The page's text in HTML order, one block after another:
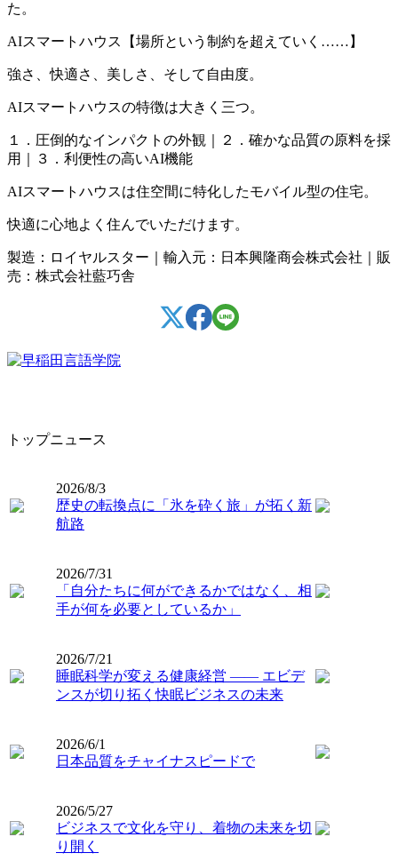
た。
AIスマートハウス【場所という制約を超えていく……】
強さ、快適さ、美しさ、そして自由度。
AIスマートハウスの特徴は大きく三つ。
１．圧倒的なインパクトの外観｜２．確かな品質の原料を採
用｜３．利便性の高いAI機能
AIスマートハウスは住空間に特化したモバイル型の住宅。
快適に心地よく住んでいただけます。
製造：ロイヤルスター｜輸入元：日本興隆商会株式会社｜販
売：株式会社藍巧舎
トップニュース
2026/8/3
歴史の転換点に「氷を砕く旅」が拓く新
航路
2026/7/31
「自分たちに何ができるかではなく、相
手が何を必要としているか」
2026/7/21
睡眠科学が変える健康経営 ―― エビデ
ンスが切り拓く快眠ビジネスの未来
2026/6/1
日本品質をチャイナスピードで
2026/5/27
ビジネスで文化を守り、着物の未来を切
り開く